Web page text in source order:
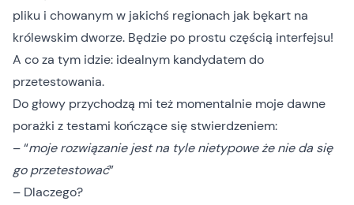
pliku i chowanym w jakichś regionach jak bękart na
królewskim dworze. Będzie po prostu częścią interfejsu!
A co za tym idzie: idealnym kandydatem do
przetestowania.
Do głowy przychodzą mi też momentalnie moje dawne
porażki z testami kończące się stwierdzeniem:
– “moje rozwiązanie jest na tyle nietypowe że nie da się
go przetestować”
– Dlaczego?